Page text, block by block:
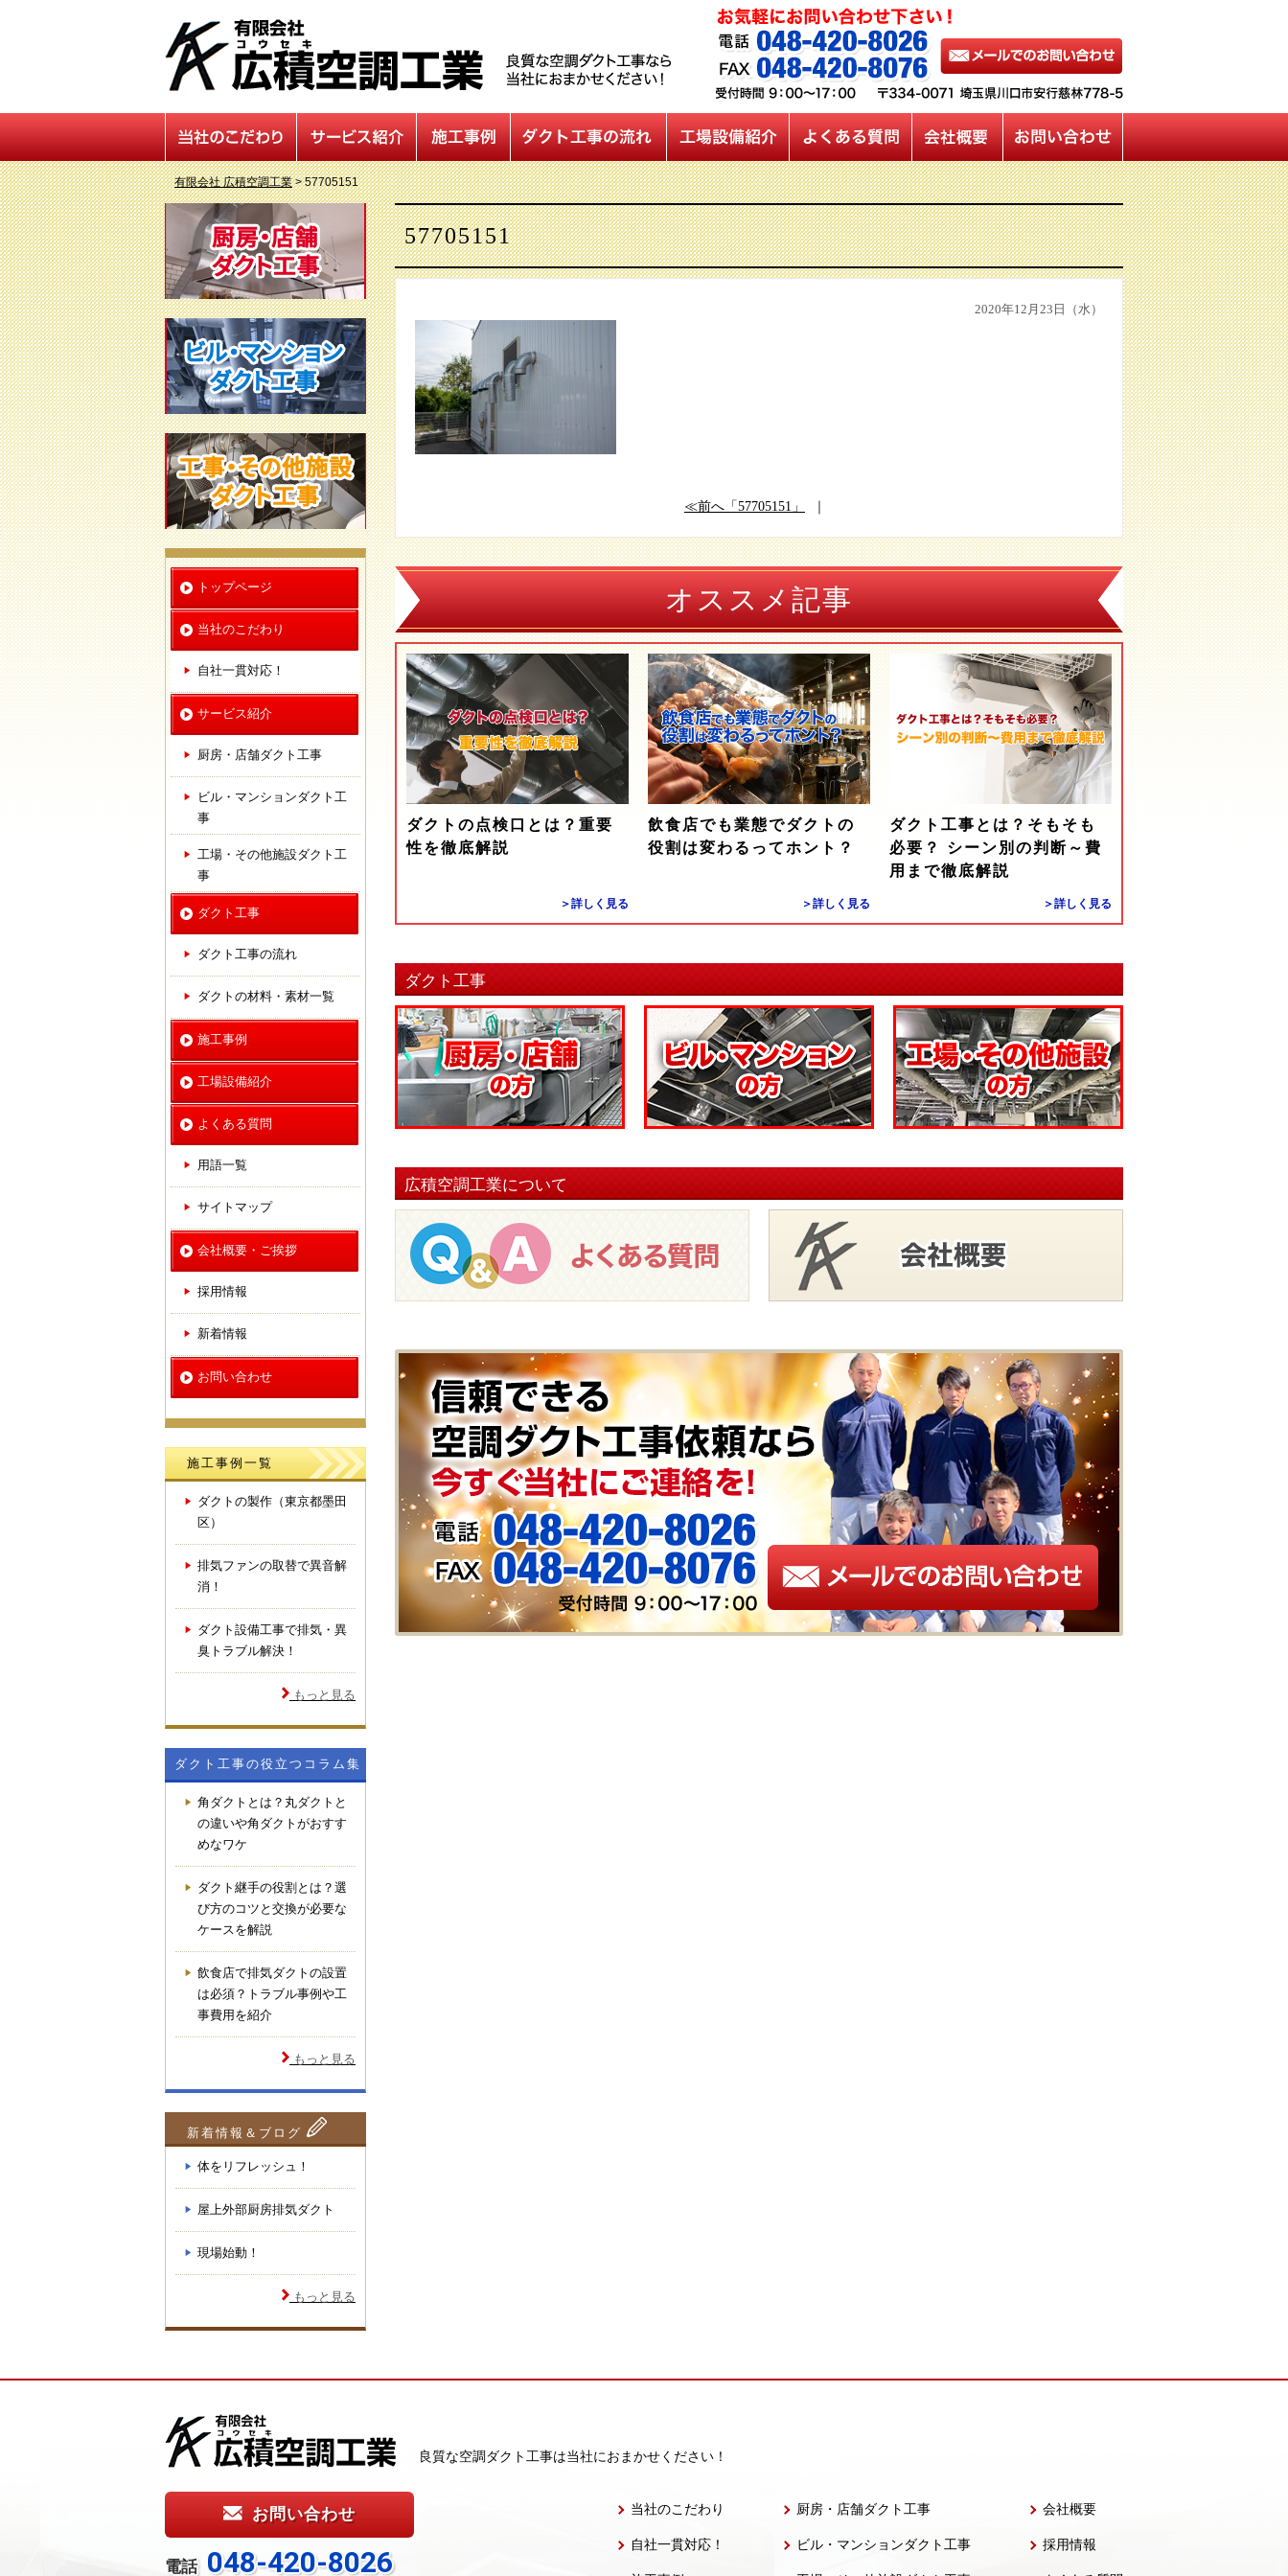
有限会社 広積空調工業>57705151
57705151
2020年12月23日（水）
≪前へ「57705151」
オススメ記事
ダクトの点検口とは？重要
性を徹底解説
＞詳しく見る
飲食店でも業態でダクトの
役割は変わるってホント？
＞詳しく見る
ダクト工事とは？そもそも
必要？ シーン別の判断～費
用まで徹底解説
＞詳しく見る
ダクト工事
広積空調工業について
トップページ
当社のこだわり
自社一貫対応！
サービス紹介
厨房・店舗ダクト工事
ビル・マンションダクト工
事
工場・その他施設ダクト工
事
ダクト工事
ダクト工事の流れ
ダクトの材料・素材一覧
施工事例
工場設備紹介
よくある質問
用語一覧
サイトマップ
会社概要・ご挨拶
採用情報
新着情報
お問い合わせ
施工事例一覧
ダクトの製作（東京都墨田
区）
排気ファンの取替で異音解
消！
ダクト設備工事で排気・異
臭トラブル解決！
もっと見る
ダクト工事の役立つコラム集
角ダクトとは？丸ダクトと
の違いや角ダクトがおすす
めなワケ
ダクト継手の役割とは？選
び方のコツと交換が必要な
ケースを解説
飲食店で排気ダクトの設置
は必須？トラブル事例や工
事費用を紹介
もっと見る
新着情報＆ブログ
体をリフレッシュ！
屋上外部厨房排気ダクト
現場始動！
もっと見る
良質な空調ダクト工事は当社におまかせください！
お問い合わせ
電話 048-420-8026
当社のこだわり
自社一貫対応！
厨房・店舗ダクト工事
ビル・マンションダクト工事
会社概要
採用情報